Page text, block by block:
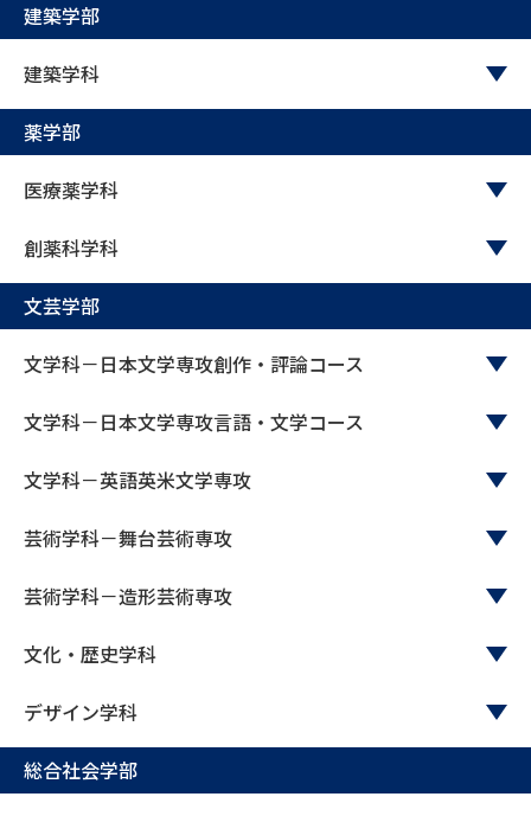
資料の料金の
お支払いについて
テレメール
特定商取引表記
建築学部
建築学科
薬学部
医療薬学科
創薬科学科
文芸学部
文学科－日本文学専攻創作・評論コース
文学科－日本文学専攻言語・文学コース
文学科－英語英米文学専攻
芸術学科－舞台芸術専攻
芸術学科－造形芸術専攻
文化・歴史学科
デザイン学科
総合社会学部